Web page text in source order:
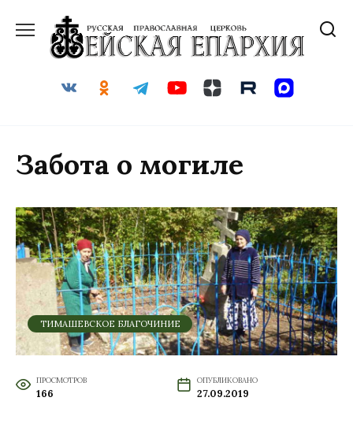
содержанию
Забота о могиле
ТИМАШЕВСКОЕ БЛАГОЧИНИЕ
ПРОСМОТРОВ
166
ОПУБЛИКОВАНО
27.09.2019